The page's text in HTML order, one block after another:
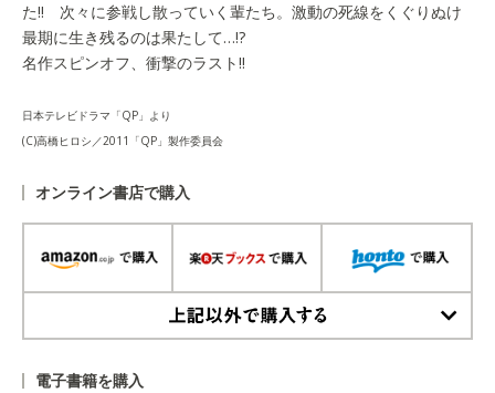
た!! 次々に参戦し散っていく輩たち。激動の死線をくぐりぬけ
最期に生き残るのは果たして…!?
名作スピンオフ、衝撃のラスト!!
日本テレビドラマ「QP」より
(C)高橋ヒロシ／2011「QP」製作委員会
オンライン書店で購入
電子書籍を購入